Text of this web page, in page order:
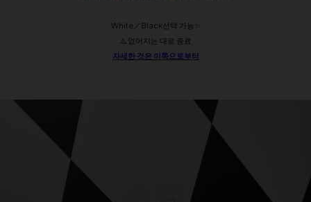
White／Black선택 가능✨
⚠️ 없어지는 대로 종료
자세한 것은 이쪽으로부터